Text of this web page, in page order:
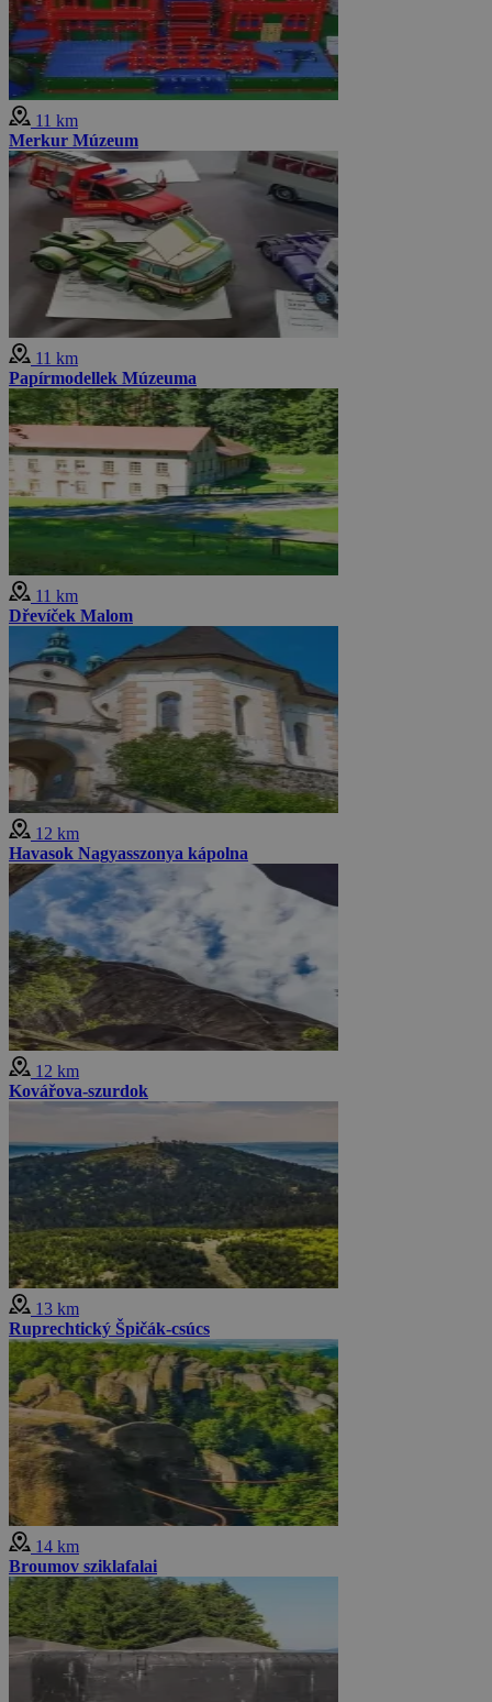
11 km
Merkur Múzeum
11 km
Papírmodellek Múzeuma
11 km
Dřevíček Malom
12 km
Havasok Nagyasszonya kápolna
12 km
Kovářova-szurdok
13 km
Ruprechtický Špičák-csúcs
14 km
Broumov sziklafalai